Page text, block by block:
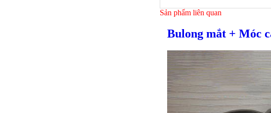
Sản phẩm liên quan
Bulong mắt + Móc